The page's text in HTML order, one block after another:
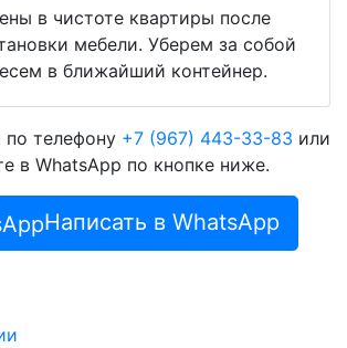
в чистоте квартиры после
мебели. Уберем за собой
в ближайший контейнер.
телефону +7 (967) 443-33-83 или
в WhatsApp по кнопке ниже.
Написать в WhatsApp